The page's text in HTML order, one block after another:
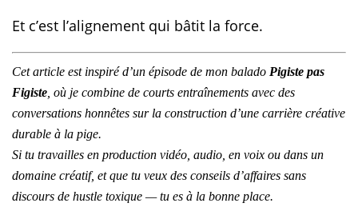
Et c’est l’alignement qui bâtit la force.
Cet article est inspiré d’un épisode de mon balado Pigiste pas
Figiste , où je combine de courts entraînements avec des
conversations honnêtes sur la construction d’une carrière créative
durable à la pige.
Si tu travailles en production vidéo, audio, en voix ou dans un
domaine créatif, et que tu veux des conseils d’affaires sans
discours de hustle toxique — tu es à la bonne place.